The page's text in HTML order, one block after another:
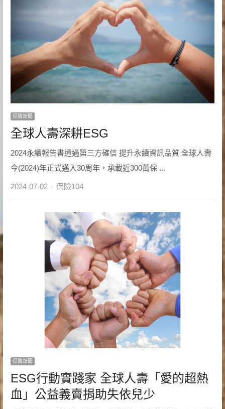
保險新聞
全球人壽深耕ESG
2024永續報告書通過第三方確信 提升永續資訊品質 全球人壽
今(2024)年正式邁入30周年，承載近300萬保 ...
2024-07-02 Author
保險104
保險新聞
ESG行動實踐家 全球人壽「愛的超熱
血」公益義賣捐助失依兒少